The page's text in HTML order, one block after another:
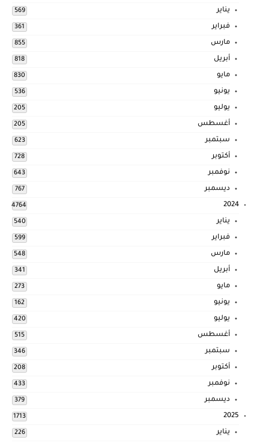
يناير 569
فبراير 361
مارس 855
أبريل 818
مايو 830
يونيو 536
يوليو 205
أغسطس 205
سبتمبر 623
أكتوبر 728
نوفمبر 643
ديسمبر 767
2024
4764
يناير 540
فبراير 599
مارس 548
أبريل 341
مايو 273
يونيو 162
يوليو 420
أغسطس 515
سبتمبر 346
أكتوبر 208
نوفمبر 433
ديسمبر 379
2025
1713
يناير 226